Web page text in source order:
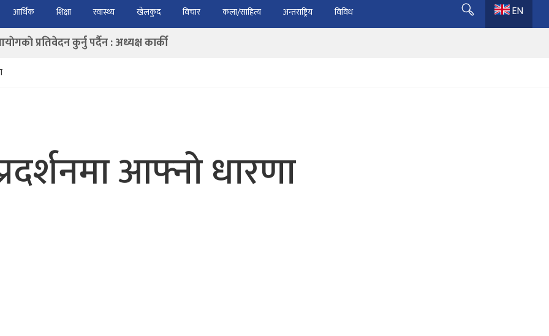
आर्थिक शिक्षा स्वास्थ्य खेलकुद विचार कला/साहित्य अन्तराष्ट्रिय विविध
EN
काठमाडौं ल्याइए
प्रतिवेदन कुर्नु पर्दैन : अध्यक्ष कार्की
आफ्नो धारणा